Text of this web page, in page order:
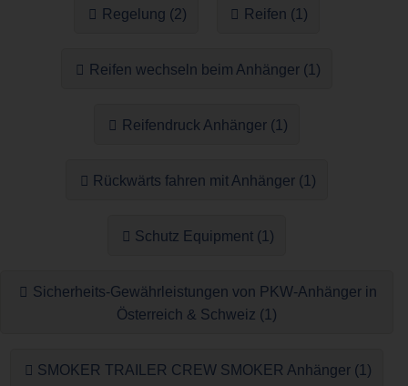
Regelung (2) Reifen (1)
Reifen wechseln beim Anhänger (1)
Reifendruck Anhänger (1)
Rückwärts fahren mit Anhänger (1)
Schutz Equipment (1)
Sicherheits-Gewährleistungen von PKW-Anhänger in
Österreich & Schweiz (1)
SMOKER TRAILER CREW SMOKER Anhänger (1)